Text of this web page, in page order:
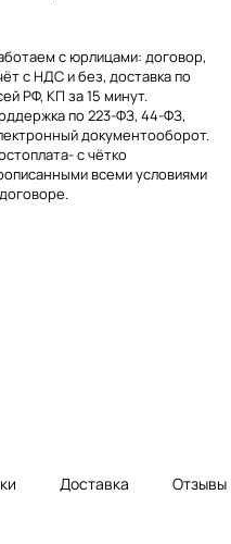
с юрлицами: договор,
с НДС и без, доставка по
РФ, КП за 15 минут.
по 223-ФЗ, 44-ФЗ,
документооборот.
с чётко
всеми условиями
Доставка Отзывы